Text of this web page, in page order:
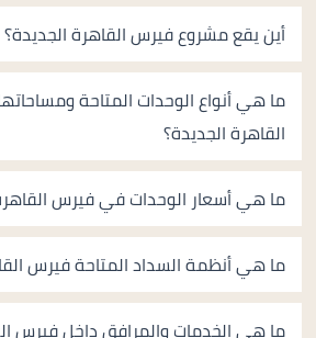
أين يقع مشروع فيرس القاهرة الجديدة؟
ما هي أنواع الوحدات المتاحة
القاهرة الجديدة؟
ما هي أسعار الوحدات في فيرس
ما هي أنظمة السداد المتاحة فيرس
ما هي الخدمات والمرافق داخل فيرس